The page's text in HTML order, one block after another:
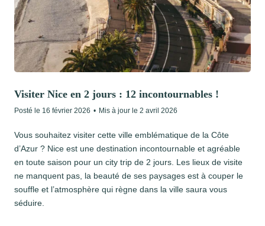
Visiter Nice en 2 jours : 12 incontournables !
Posté le 16 février 2026 • Mis à jour le 2 avril 2026
Vous souhaitez visiter cette ville emblématique de la Côte
d’Azur ? Nice est une destination incontournable et agréable
en toute saison pour un city trip de 2 jours. Les lieux de visite
ne manquent pas, la beauté de ses paysages est à couper le
souffle et l’atmosphère qui règne dans la ville saura vous
séduire.